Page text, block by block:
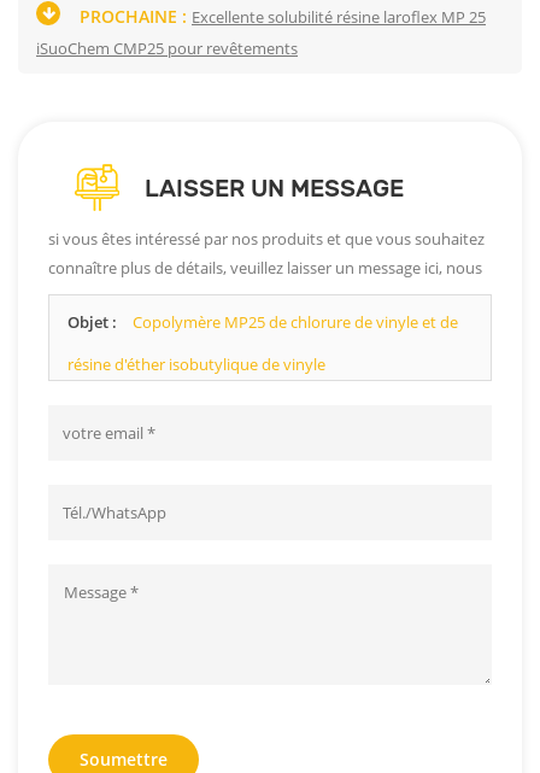
PROCHAINE : Excellente solubilité résine laroflex MP 25
iSuoChem CMP25 pour revêtements
LAISSER UN MESSAGE
si vous êtes intéressé par nos produits et que vous souhaitez
connaître plus de détails, veuillez laisser un message ici, nous
vous répondrons dès que possible.
Objet :
Copolymère MP25 de chlorure de vinyle et de
résine d'éther isobutylique de vinyle
Soumettre